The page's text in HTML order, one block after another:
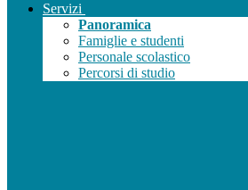
Servizi
Panoramica
Famiglie e studenti
Personale scolastico
Percorsi di studio